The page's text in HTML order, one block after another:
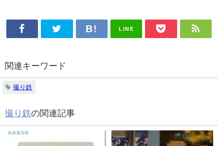
LINE
関連キーワード
撮り鉄
撮り鉄の関連記事